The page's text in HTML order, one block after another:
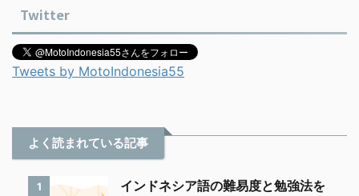
Twitter
Tweets by MotoIndonesia55
よく読まれている記事
1
インドネシア語の難易度と勉強法を